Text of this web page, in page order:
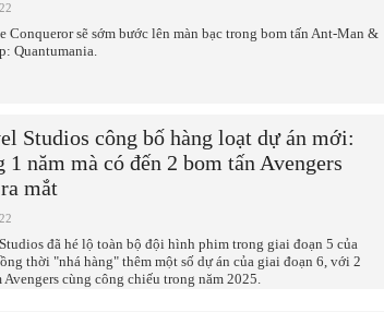
Conqueror sẽ sớm bước lên màn bạc trong bom tấn Ant-Man &
Quantumania.
Studios công bố hàng loạt dự án mới:
1 năm mà có đến 2 bom tấn Avengers
mắt
đã hé lộ toàn bộ đội hình phim trong giai đoạn 5 của
thời "nhá hàng" thêm một số dự án của giai đoạn 6, với 2
Avengers cùng công chiếu trong năm 2025.